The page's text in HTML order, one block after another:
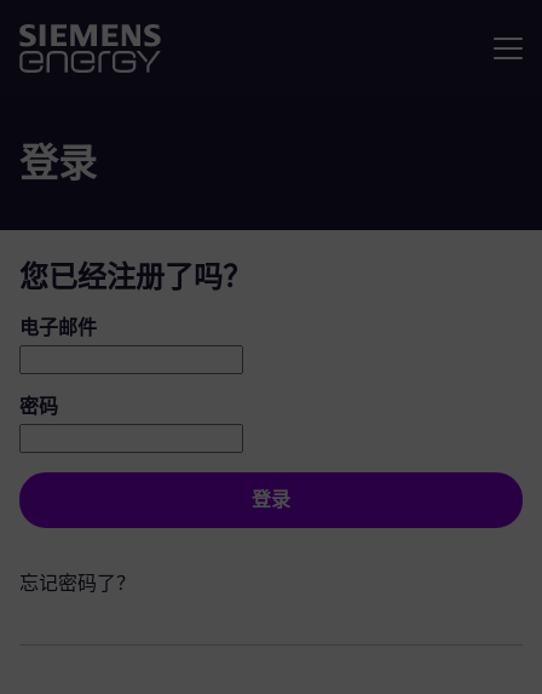
登录
您已经注册了吗？
登录：用户和密码
电子邮件
密码
登录
忘记密码了？